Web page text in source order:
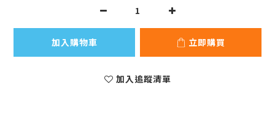
加入購物車 立即購買
加入追蹤清單